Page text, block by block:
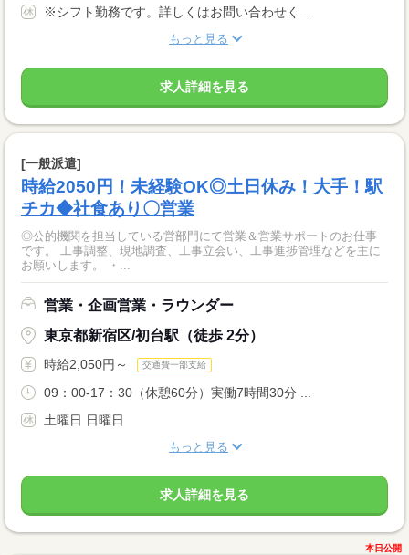
※シフト勤務です。詳しくはお問い合わせく...
もっと見る
求人詳細を見る
[一般派遣]
時給2050円！未経験OK◎土日休み！大手！駅
チカ◆社食あり〇営業
◎公的機関を担当している営部門にて営業＆営業サポートのお仕事
です。 工事調整、現地調査、工事立会い、工事進捗管理などを主に
お願いします。 ・...
営業・企画営業・ラウンダー
東京都新宿区/初台駅（徒歩 2分）
時給2,050円～ 交通費一部支給
09：00-17：30（休憩60分）実働7時間30分 ...
土曜日 日曜日
もっと見る
求人詳細を見る
本日公開